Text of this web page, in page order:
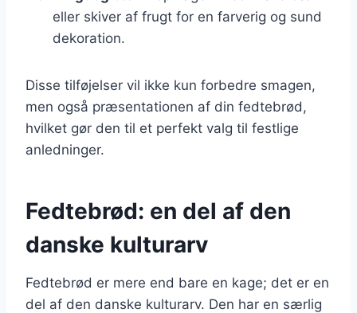
eller skiver af frugt for en farverig og sund
dekoration.
Disse tilføjelser vil ikke kun forbedre smagen,
men også præsentationen af din fedtebrød,
hvilket gør den til et perfekt valg til festlige
anledninger.
Fedtebrød: en del af den
danske kulturarv
Fedtebrød er mere end bare en kage; det er en
del af den danske kulturarv. Den har en særlig